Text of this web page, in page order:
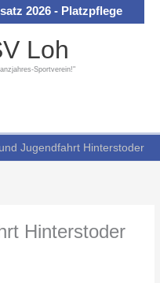
2026 - Platzpflege
Loh
Sportverein!"
Jugendfahrt Hinterstoder
Hinterstoder